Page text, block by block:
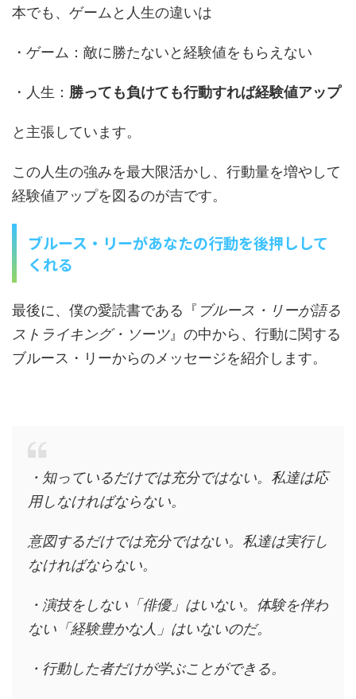
本でも、ゲームと人生の違いは
・ゲーム：敵に勝たないと経験値をもらえない
・人生： 勝っても負けても行動すれば経験値アップ
と主張しています。
この人生の強みを最大限活かし、行動量を増やして
経験値アップを図るのが吉です。
ブルース・リーがあなたの行動を後押しして
くれる
最後に、僕の愛読書である『 ブルース・リーが語る
ストライキング・ソーツ』の中から、行動に関する
ブルース・リーからのメッセージを紹介します。
・知っているだけでは充分ではない。私達は応
用しなければならない。
意図するだけでは充分ではない。私達は実行し
なければならない。
・演技をしない「俳優」はいない。体験を伴わ
ない「経験豊かな人」はいないのだ。
・行動した者だけが学ぶことができる。